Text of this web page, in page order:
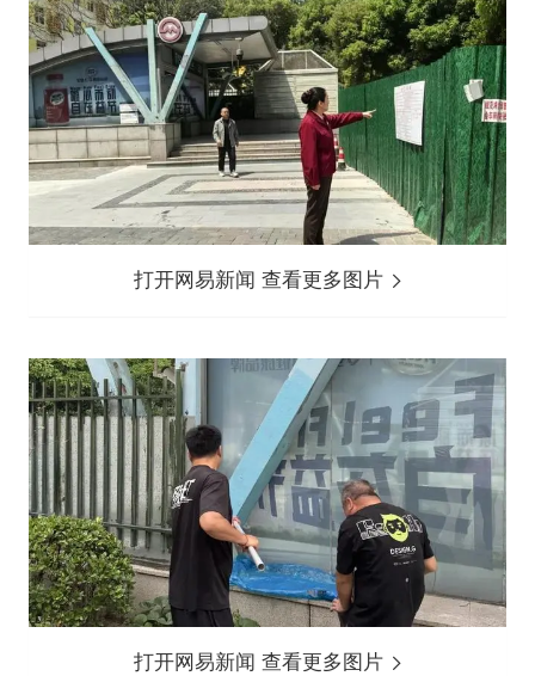
打开网易新闻 查看更多图片
打开网易新闻 查看更多图片